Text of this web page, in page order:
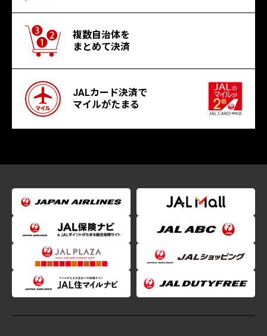
複数自治体を
まとめて決済
JALカード決済で
マイルがたまる